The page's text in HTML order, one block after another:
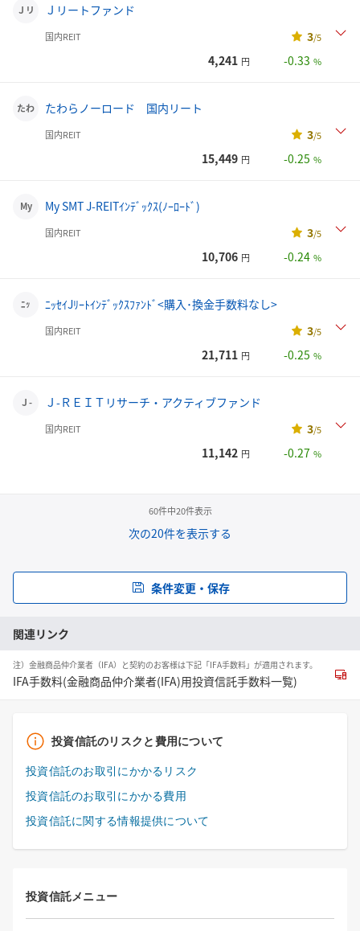
Ｊリ Ｊリートファンド
国内REIT 3/5
4,241 円 -0.33 %
たわ たわらノーロード 国内リート
国内REIT 3/5
15,449 円 -0.25 %
My My SMT J-REITｲﾝﾃﾞｯｸｽ(ﾉｰﾛｰﾄﾞ)
国内REIT 3/5
10,706 円 -0.24 %
ﾆｯ ﾆｯｾｲJﾘｰﾄｲﾝﾃﾞｯｸｽﾌｧﾝﾄﾞ<購入･換金手数料なし>
国内REIT 3/5
21,711 円 -0.25 %
Ｊ- Ｊ-ＲＥＩＴリサーチ・アクティブファンド
国内REIT 3/5
11,142 円 -0.27 %
60件中20件表示
次の20件を表示する
条件変更・保存
関連リンク
注）金融商品仲介業者（IFA）と契約のお客様は下記「IFA手数料」が適用されます。
IFA手数料(金融商品仲介業者(IFA)用投資信託手数料一覧)
投資信託のリスクと費用について
投資信託のお取引にかかるリスク
投資信託のお取引にかかる費用
投資信託に関する情報提供について
投資信託メニュー